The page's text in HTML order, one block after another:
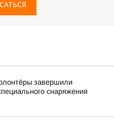
завершили
снаряжения